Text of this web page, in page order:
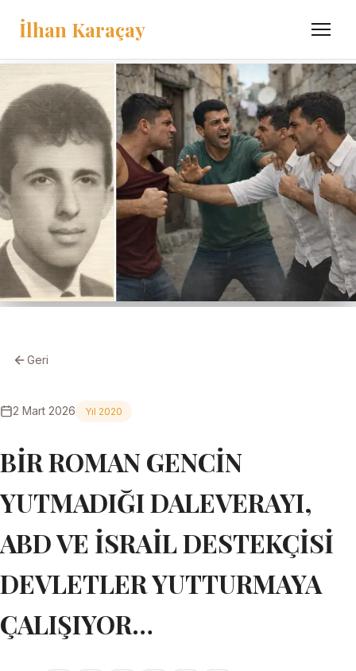
İlhan Karaçay Menü
Geri
2 Mart 2026 Yıl 2020
BİR ROMAN GENCİN
YUTMADIĞI DALEVERAYI,
ABD VE İSRAİL DESTEKÇİSİ
DEVLETLER YUTTURMAYA
ÇALIŞIYOR…